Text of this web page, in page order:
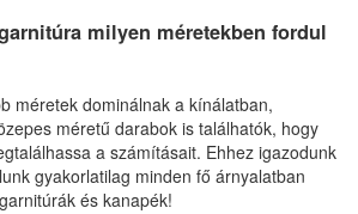
milyen méretekben fordul
méretek dominálnak a kínálatban,
méretű darabok is találhatók, hogy
a számításait. Ehhez igazodunk
gyakorlatilag minden fő árnyalatban
és kanapék!